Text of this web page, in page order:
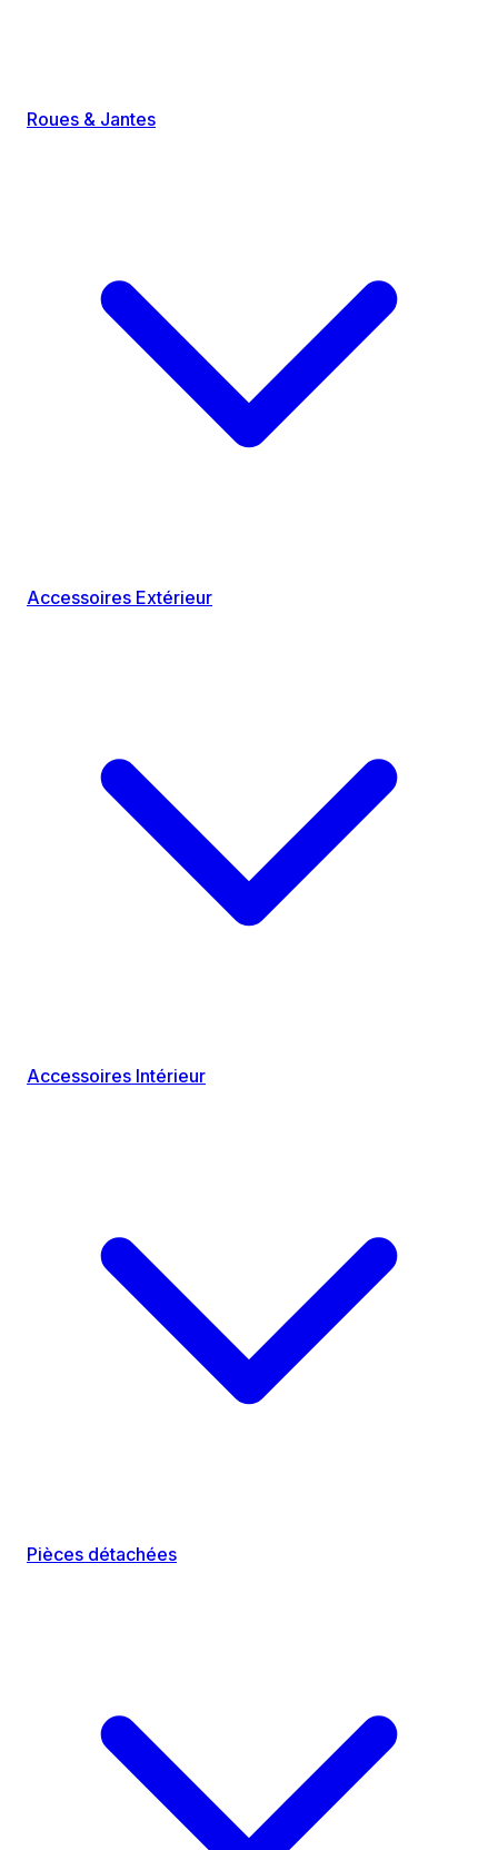
Roues & Jantes
Accessoires Extérieur
Accessoires Intérieur
Pièces détachées